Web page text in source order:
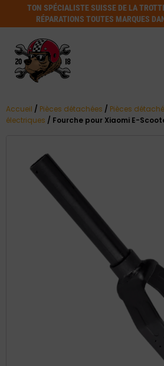
TON SPÉCIALISTE SUISSE DE LA
RÉPARATIONS TOUTES MARQUES
Accueil / Pièces détachées / Pièces
électriques / Fourche pour Xiaomi E-